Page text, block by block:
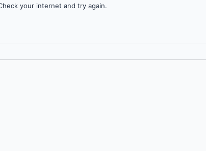
your internet and try again.